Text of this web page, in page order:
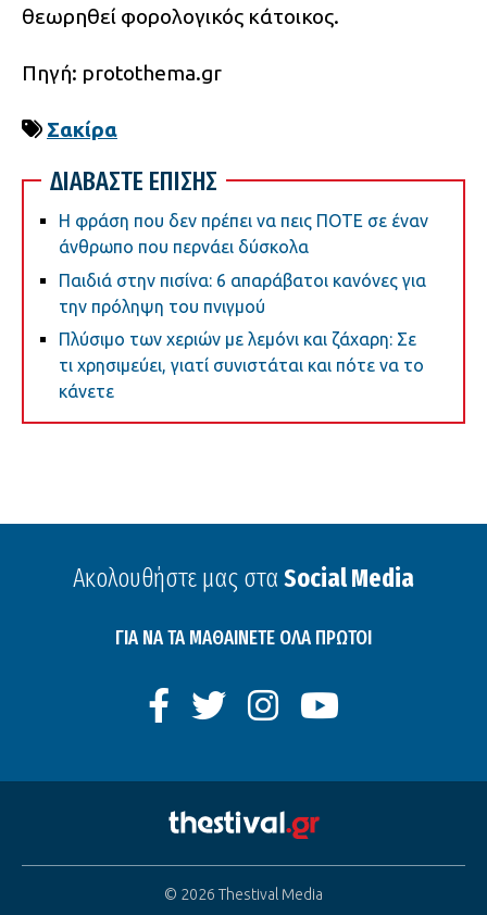
θεωρηθεί φορολογικός κάτοικος.
Πηγή: protothema.gr
Σακίρα
ΔΙΑΒΑΣΤΕ ΕΠΙΣΗΣ
Η φράση που δεν πρέπει να πεις ΠΟΤΕ σε έναν
άνθρωπο που περνάει δύσκολα
Παιδιά στην πισίνα: 6 απαράβατοι κανόνες για
την πρόληψη του πνιγμού
Πλύσιμο των χεριών με λεμόνι και ζάχαρη: Σε
τι χρησιμεύει, γιατί συνιστάται και πότε να το
κάνετε
Ακολουθήστε μας στα Social Media
ΓΙΑ ΝΑ ΤΑ ΜΑΘΑΙΝΕΤΕ ΟΛΑ ΠΡΩΤΟΙ
© 2026 Thestival Media